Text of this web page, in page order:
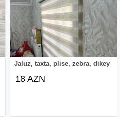
Jaluz, taxta, plise, zebra, dikey
18 AZN